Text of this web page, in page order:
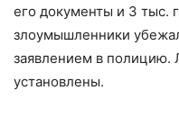
его документы и 3 тыс.
злоумышленники
заявлением в полицию.
установлены.